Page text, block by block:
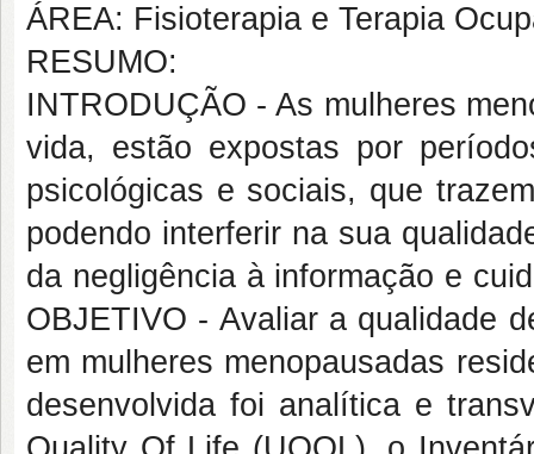
ÁREA: Fisioterapia e Terapia
RESUMO:
INTRODUÇÃO - As mulheres
vida, estão expostas por
psicológicas e sociais, que
podendo interferir na sua
da negligência à informação e
OBJETIVO - Avaliar a qualidade
em mulheres menopausadas
desenvolvida foi analítica e